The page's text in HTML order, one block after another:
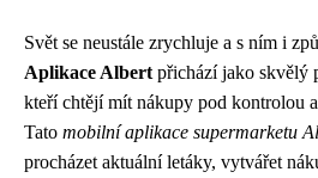
Svět se neustále zrychluje a s ním i
Aplikace Albert přichází jako skvělý
kteří chtějí mít nákupy pod kontrolou
Tato mobilní aplikace supermarketu
procházet aktuální letáky, vytvářet